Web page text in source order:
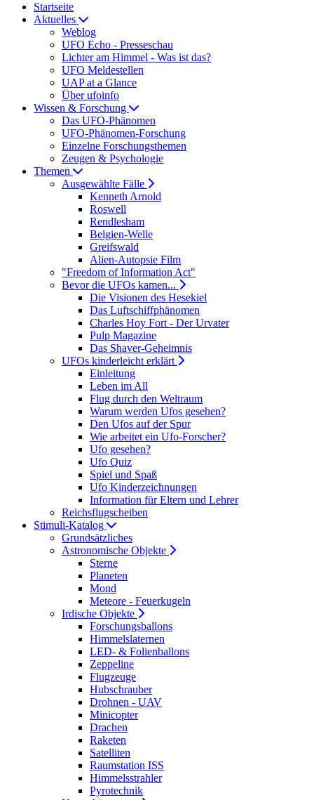
Startseite
Aktuelles
Weblog
UFO Echo - Presseschau
Lichter am Himmel - Was ist das?
UFO Meldestellen
UAP at a Glance
Über ufoinfo
Wissen & Forschung
Das UFO-Phänomen
UFO-Phänomen-Forschung
Einzelne Forschungsthemen
Zeugen & Psychologie
Themen
Ausgewählte Fälle
Kenneth Arnold
Roswell
Rendlesham
Belgien-Welle
Greifswald
Alien-Autopsie Film
"Freedom of Information Act"
Bevor die UFOs kamen...
Die Visionen des Hesekiel
Das Luftschiffphänomen
Charles Hoy Fort - Der Urvater
Pulp Magazine
Das Shaver-Geheimnis
UFOs kinderleicht erklärt
Einleitung
Leben im All
Flug durch den Weltraum
Warum werden Ufos gesehen?
Den Ufos auf der Spur
Wie arbeitet ein Ufo-Forscher?
Ufo gesehen?
Ufo Quiz
Spiel und Spaß
Ufo Kinderzeichnungen
Information für Eltern und Lehrer
Reichsflugscheiben
Stimuli-Katalog
Grundsätzliches
Astronomische Objekte
Sterne
Planeten
Mond
Meteore - Feuerkugeln
Irdische Objekte
Forschungsballons
Himmelslaternen
LED- & Folienballons
Zeppeline
Flugzeuge
Hubschrauber
Drohnen - UAV
Minicopter
Drachen
Raketen
Satelliten
Raumstation ISS
Himmelsstrahler
Pyrotechnik